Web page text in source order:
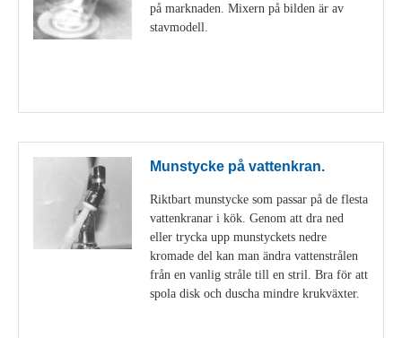
på marknaden. Mixern på bilden är av
stavmodell.
Munstycke på vattenkran.
Riktbart munstycke som passar på de flesta
vattenkranar i kök. Genom att dra ned
eller trycka upp munstyckets nedre
kromade del kan man ändra vattenstrålen
från en vanlig stråle till en stril. Bra för att
spola disk och duscha mindre krukväxter.